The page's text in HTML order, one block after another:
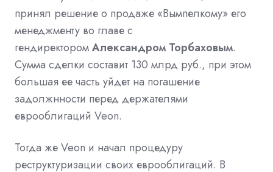
принял решение о продаже «Вымпелкому» его
менеджменту во главе с
гендиректоромАлександром Торбаховым.
Сумма сделки составит 130 млрд руб., при этом
большая ее часть уйдет на погашение
задолжнности перед держателями
еврооблигаций Veon.
Тогда же Veon и начал процедуру
реструктуризации своих еврооблигаций. В